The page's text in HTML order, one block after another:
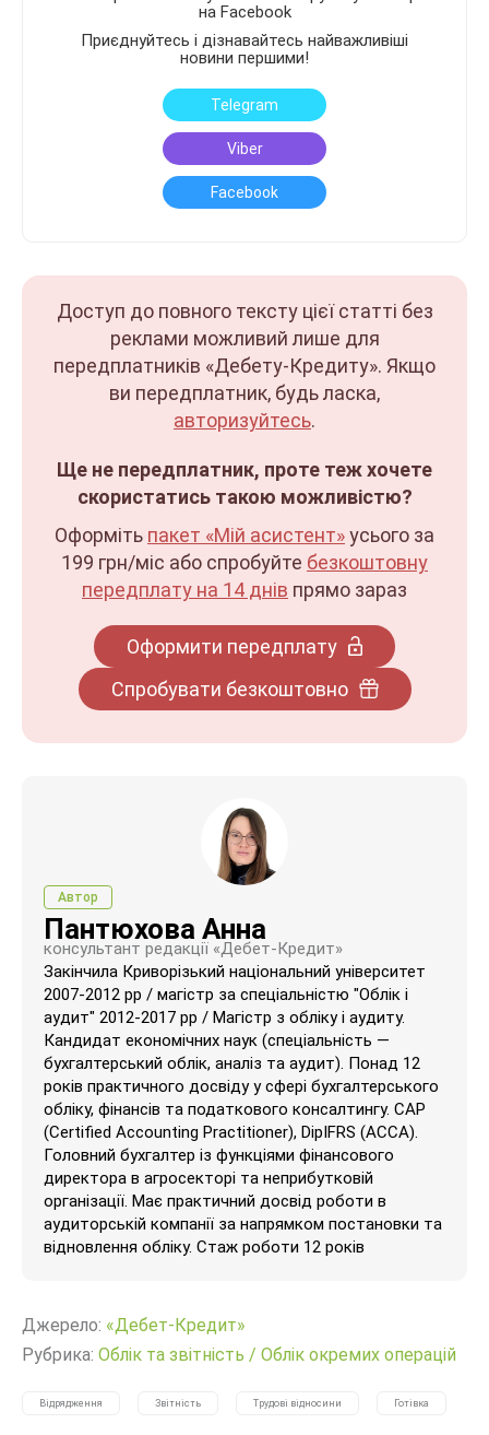
на Facebook
Приєднуйтесь і дізнавайтесь найважливіші
новини першими!
Telegram
Viber
Facebook
Доступ до повного тексту цієї статті без
реклами можливий лише для
передплатників «Дебету-Кредиту». Якщо
ви передплатник, будь ласка,
авторизуйтесь.
Ще не передплатник, проте теж хочете
скористатись такою можливістю?
Оформіть пакет «Мій асистент»усього за
199 грн/міс або спробуйте безкоштовну
передплату на 14 днів прямо зараз
Оформити передплату
Спробувати безкоштовно
Автор
Пантюхова Анна
консультант редакції «Дебет-Кредит»
Закінчила Криворізький національний університет
2007-2012 рр / магістр за спеціальністю "Облік і
аудит" 2012-2017 рр / Магістр з обліку і аудиту.
Кандидат економічних наук (спеціальність —
бухгалтерський облік, аналіз та аудит). Понад 12
років практичного досвіду у сфері бухгалтерського
обліку, фінансів та податкового консалтингу. CAP
(Certified Accounting Practitioner), DipIFRS (ACCA).
Головний бухгалтер із функціями фінансового
директора в агросекторі та неприбутковій
організації. Має практичний досвід роботи в
аудиторській компанії за напрямком постановки та
відновлення обліку. Стаж роботи 12 років
Джерело: «Дебет-Кредит»
Рубрика: Облік та звітність / Облік окремих операцій
Відрядження Звітність Трудові відносини Готівка